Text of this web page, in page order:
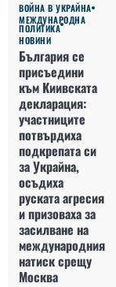
ВОЙНА В УКРАЙНА
МЕЖДУНАРОДНА
ПОЛИТИКА
НОВИНИ
България се
присъедини
към Киивската
декларация:
участниците
потвърдиха
подкрепата си
за Украйна,
осъдиха
руската агресия
и призоваха за
засилване на
международния
натиск срещу
Москва